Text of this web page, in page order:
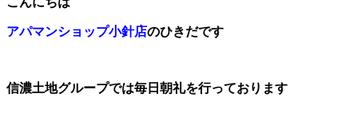
アパマンショップ小針店のひきだです
信濃土地グループでは毎日朝礼を行っております